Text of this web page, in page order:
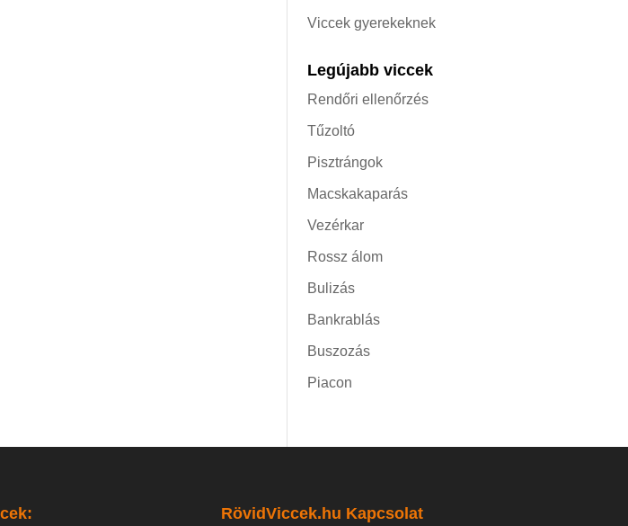
Viccek gyerekeknek
Legújabb viccek
Rendőri ellenőrzés
Tűzoltó
Pisztrángok
Macskakaparás
Vezérkar
Rossz álom
Bulizás
Bankrablás
Buszozás
Piacon
RövidViccek.hu Kapcsolat